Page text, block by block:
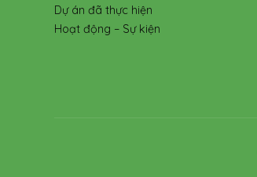
Dự án đã thực hiện
Hoạt động – Sự kiện